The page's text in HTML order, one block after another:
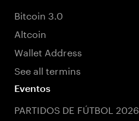
Bitcoin 3.0
Altcoin
Wallet Address
See all termins
Eventos
PARTIDOS DE FÚTBOL 2026